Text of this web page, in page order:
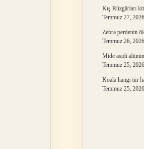
Kış Rüzgârları
Temmuz 27, 2026
Zebra perdenin
Temmuz 26, 2026
Mide asidi
Temmuz 25, 2026
Koala hangi tür
Temmuz 25, 2026